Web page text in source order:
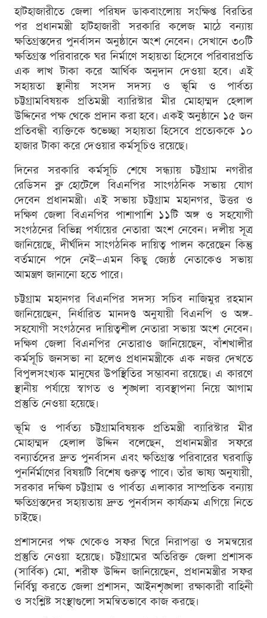
হাটহাজারীতে জেলা পরিষদ ডাকবাংলোয় সংক্ষিপ্ত বিরতির
পর প্রধানমন্ত্রী হাটহাজারী সরকারি কলেজ মাঠে বন্যায়
ক্ষতিগ্রস্তদের পুনর্বাসন অনুষ্ঠানে অংশ নেবেন। সেখানে ৩০টি
ক্ষতিগ্রস্ত পরিবারকে ঘর নির্মাণে সহায়তা হিসেবে পরিবারপ্রতি
এক লাখ টাকা করে আর্থিক অনুদান দেওয়া হবে। এই
সহায়তা স্থানীয় সংসদ সদস্য ও ভূমি ও পার্বত্য
চট্টগ্রামবিষয়ক প্রতিমন্ত্রী ব্যারিস্টার মীর মোহাম্মদ হেলাল
উদ্দিনের পক্ষ থেকে প্রদান করা হবে। একই অনুষ্ঠানে ১৫ জন
প্রতিবন্ধী ব্যক্তিকে শুভেচ্ছা সহায়তা হিসেবে প্রত্যেককে ১০
হাজার টাকা করে দেওয়ার কর্মসূচিও রয়েছে।
দিনের সরকারি কর্মসূচি শেষে সন্ধ্যায় চট্টগ্রাম নগরীর
রেডিসন ব্লু হোটেলে বিএনপির সাংগঠনিক সভায় যোগ
দেবেন প্রধানমন্ত্রী। এই সভায় চট্টগ্রাম মহানগর, উত্তর ও
দক্ষিণ জেলা বিএনপির পাশাপাশি ১১টি অঙ্গ ও সহযোগী
সংগঠনের বিভিন্ন পর্যায়ের নেতারা অংশ নেবেন। দলীয় সূত্র
জানিয়েছে, দীর্ঘদিন সাংগঠনিক দায়িত্ব পালন করেছেন কিন্তু
বর্তমানে পদে নেই—এমন কিছু জ্যেষ্ঠ নেতাকেও সভায়
আমন্ত্রণ জানানো হতে পারে।
চট্টগ্রাম মহানগর বিএনপির সদস্য সচিব নাজিমুর রহমান
জানিয়েছেন, নির্ধারিত মানদণ্ড অনুযায়ী বিএনপি ও অঙ্গ-
সহযোগী সংগঠনের দায়িত্বশীল নেতারা সভায় অংশ নেবেন।
দক্ষিণ জেলা বিএনপির নেতারাও জানিয়েছেন, বাঁশখালীর
কর্মসূচি জনসভা না হলেও প্রধানমন্ত্রীকে এক নজর দেখতে
বিপুলসংখ্যক মানুষের উপস্থিতির সম্ভাবনা রয়েছে। এ কারণে
স্থানীয় পর্যায়ে স্বাগত ও শৃঙ্খলা ব্যবস্থাপনা নিয়ে আগাম
প্রস্তুতি নেওয়া হয়েছে।
ভূমি ও পার্বত্য চট্টগ্রামবিষয়ক প্রতিমন্ত্রী ব্যারিস্টার মীর
মোহাম্মদ হেলাল উদ্দিন বলেছেন, প্রধানমন্ত্রীর সফরে
বন্যার্তদের দ্রুত পুনর্বাসন এবং ক্ষতিগ্রস্ত পরিবারের ঘরবাড়ি
পুনর্নির্মাণের বিষয়টি বিশেষ গুরুত্ব পাবে। তাঁর ভাষ্য অনুযায়ী,
সরকার দক্ষিণ চট্টগ্রাম ও পার্বত্য এলাকার সাম্প্রতিক বন্যায়
ক্ষতিগ্রস্তদের সহায়তায় দ্রুত পুনর্বাসন কার্যক্রম এগিয়ে নিতে
চাইছে।
প্রশাসনের পক্ষ থেকেও সফর ঘিরে নিরাপত্তা ও সমন্বয়ের
প্রস্তুতি নেওয়া হয়েছে। চট্টগ্রামের অতিরিক্ত জেলা প্রশাসক
(সার্বিক) মো. শরীফ উদ্দিন জানিয়েছেন, প্রধানমন্ত্রীর সফর
নির্বিঘ্ন করতে জেলা প্রশাসন, আইনশৃঙ্খলা রক্ষাকারী বাহিনী
ও সংশ্লিষ্ট সংস্থাগুলো সমন্বিতভাবে কাজ করছে।